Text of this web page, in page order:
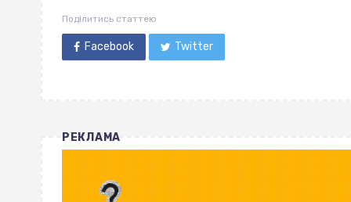
Поділитись статтею
Facebook Twitter
РЕКЛАМА